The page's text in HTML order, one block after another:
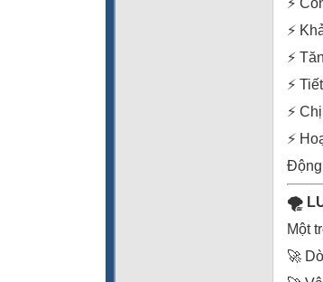
⚡
⚡
⚡
⚡
⚡
⚡
Động
🌪️
Một
🚀